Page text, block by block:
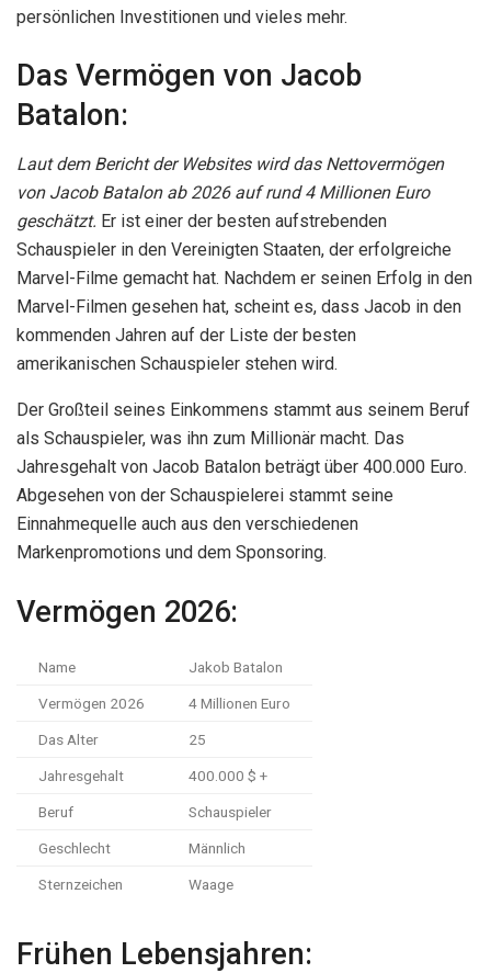
persönlichen Investitionen und vieles mehr.
Das Vermögen von Jacob
Batalon:
Laut dem Bericht der Websites wird das Nettovermögen
von Jacob Batalon ab 2026 auf rund 4 Millionen Euro
geschätzt. Er ist einer der besten aufstrebenden
Schauspieler in den Vereinigten Staaten, der erfolgreiche
Marvel-Filme gemacht hat. Nachdem er seinen Erfolg in den
Marvel-Filmen gesehen hat, scheint es, dass Jacob in den
kommenden Jahren auf der Liste der besten
amerikanischen Schauspieler stehen wird.
Der Großteil seines Einkommens stammt aus seinem Beruf
als Schauspieler, was ihn zum Millionär macht. Das
Jahresgehalt von Jacob Batalon beträgt über 400.000 Euro.
Abgesehen von der Schauspielerei stammt seine
Einnahmequelle auch aus den verschiedenen
Markenpromotions und dem Sponsoring.
Vermögen 2026:
Name Jakob Batalon
Vermögen 2026 4 Millionen Euro
Das Alter 25
Jahresgehalt 400.000 $ +
Beruf Schauspieler
Geschlecht Männlich
Sternzeichen Waage
Frühen Lebensjahren: